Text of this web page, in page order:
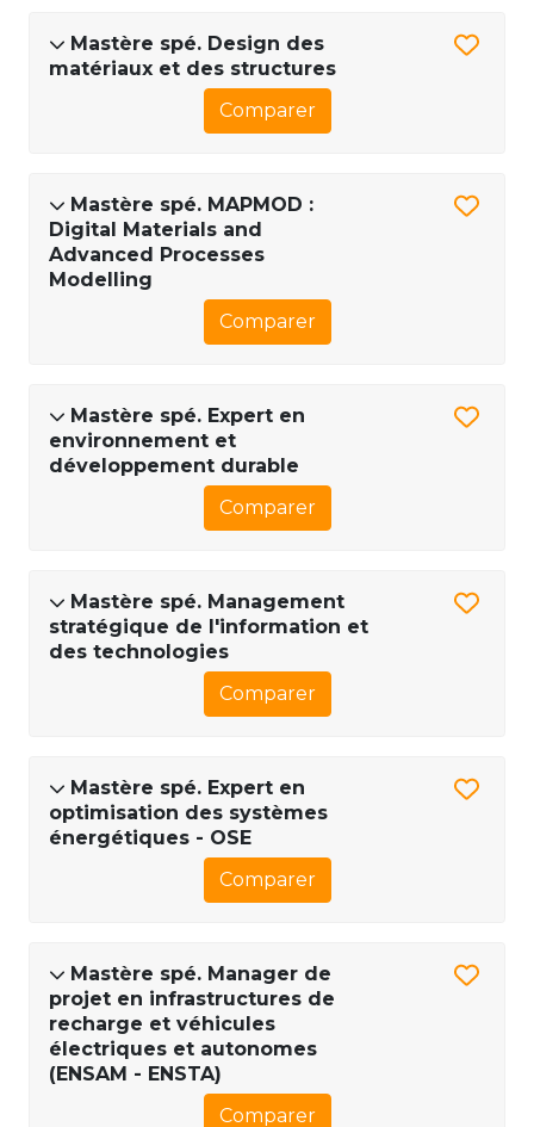
Mastère spé. Design des
matériaux et des structures
Comparer
Mastère spé. MAPMOD :
Digital Materials and
Advanced Processes
Modelling
Comparer
Mastère spé. Expert en
environnement et
développement durable
Comparer
Mastère spé. Management
stratégique de l'information et
des technologies
Comparer
Mastère spé. Expert en
optimisation des systèmes
énergétiques - OSE
Comparer
Mastère spé. Manager de
projet en infrastructures de
recharge et véhicules
électriques et autonomes
(ENSAM - ENSTA)
Comparer